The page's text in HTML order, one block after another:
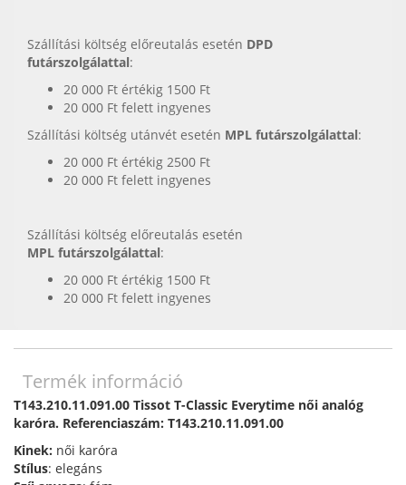
Szállítási költség előreutalás esetén DPD
futárszolgálattal:
20 000 Ft értékig 1500 Ft
20 000 Ft felett ingyenes
Szállítási költség utánvét esetén MPL futárszolgálattal:
20 000 Ft értékig 2500 Ft
20 000 Ft felett ingyenes
Szállítási költség előreutalás esetén
MPL futárszolgálattal:
20 000 Ft értékig 1500 Ft
20 000 Ft felett ingyenes
Termék információ
T143.210.11.091.00 Tissot T-Classic Everytime női analóg
karóra. Referenciaszám: T143.210.11.091.00
Kinek: női karóra
Stílus: elegáns